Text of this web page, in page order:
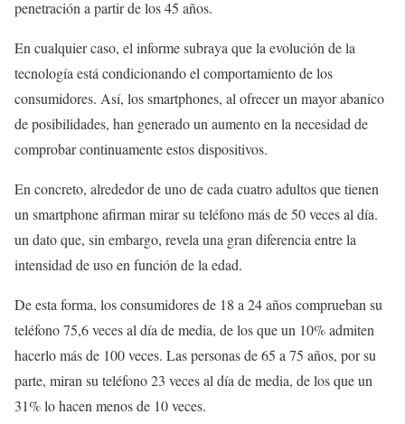
penetración a partir de los 45 años.
En cualquier caso, el informe subraya que la evolución de la
tecnología está condicionando el comportamiento de los
consumidores. Así, los smartphones, al ofrecer un mayor abanico
de posibilidades, han generado un aumento en la necesidad de
comprobar continuamente estos dispositivos.
En concreto, alrededor de uno de cada cuatro adultos que tienen
un smartphone afirman mirar su teléfono más de 50 veces al día.
un dato que, sin embargo, revela una gran diferencia entre la
intensidad de uso en función de la edad.
De esta forma, los consumidores de 18 a 24 años comprueban su
teléfono 75,6 veces al día de media, de los que un 10% admiten
hacerlo más de 100 veces. Las personas de 65 a 75 años, por su
parte, miran su teléfono 23 veces al día de media, de los que un
31% lo hacen menos de 10 veces.